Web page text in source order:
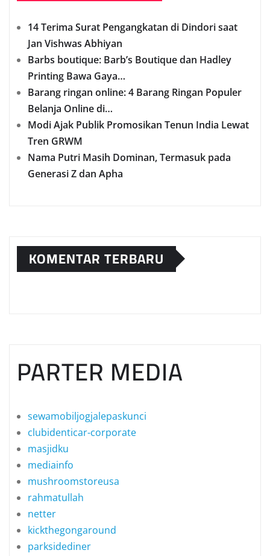
14 Terima Surat Pengangkatan di Dindori saat
Jan Vishwas Abhiyan
Barbs boutique: Barb’s Boutique dan Hadley
Printing Bawa Gaya…
Barang ringan online: 4 Barang Ringan Populer
Belanja Online di…
Modi Ajak Publik Promosikan Tenun India Lewat
Tren GRWM
Nama Putri Masih Dominan, Termasuk pada
Generasi Z dan Apha
KOMENTAR TERBARU
PARTER MEDIA
sewamobiljogjalepaskunci
clubidenticar-corporate
masjidku
mediainfo
mushroomstoreusa
rahmatullah
netter
kickthegongaround
parksidediner